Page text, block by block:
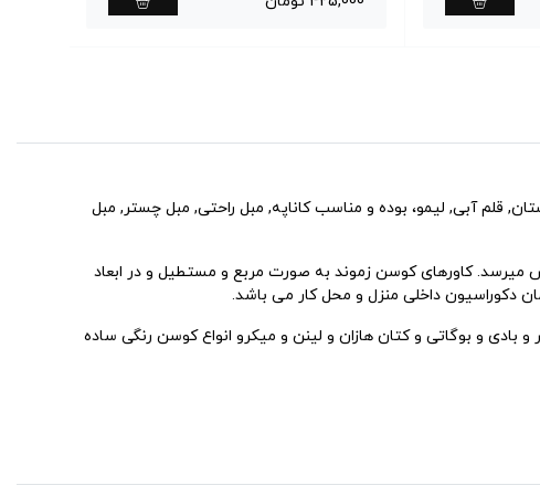
های روبان, تابستان, قلم آبی, لیمو، بوده و مناسب کاناپه, مبل راحتی, مبل چستر, مبل
میرسد. کاورهای کوسن زموند به صورت مربع و مستطیل و در ابعاد
بادی و بوگاتی و کتان هازان و لینن و میکرو انواع کوسن رنگی ساده